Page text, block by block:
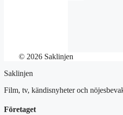
© 2026 Saklinjen
Saklinjen
Film, tv, kändisnyheter och
Företaget